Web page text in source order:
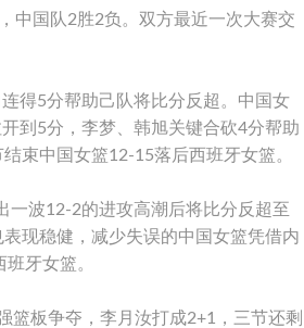
中国队2胜2负。双方最近一次大赛交
得5分帮助己队将比分反超。中国女
到5分，李梦、韩旭关键合砍4分帮助
束中国女篮12-15落后西班牙女篮。
一波12-2的进攻高潮后将比分反超至
现稳健，减少失误的中国女篮凭借内
牙女篮。
篮板争夺，李月汝打成2+1，三节还剩